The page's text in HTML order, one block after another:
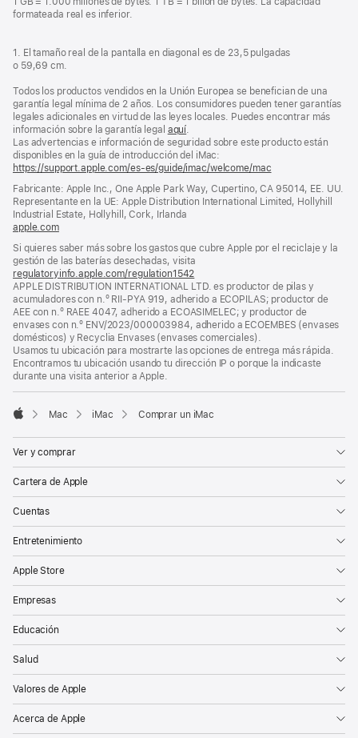
formateada real es inferior.
1. El tamaño real de la pantalla en diagonal es de 23,5 pulgadas
o 59,69 cm.
Todos los productos vendidos en la Unión Europea se benefician de una
garantía legal mínima de 2 años. Los consumidores pueden tener garantías
legales adicionales en virtud de las leyes locales. Puedes encontrar más
información sobre la garantía legal aquí.
Las advertencias e información de seguridad sobre este producto están
disponibles en la guía de introducción del iMac:
https://support.apple.com/es-es/guide/imac/welcome/mac
en
una
Fabricante: Apple Inc., One Apple Park Way, Cupertino, CA 95014, EE. UU.
Representante en la UE: Apple Distribution International Limited, Hollyhill
Industrial Estate, Hollyhill, Cork, Irlanda
apple.com(se
en
una
ventana
nueva)
Si quieres saber más sobre los gastos que cubre Apple por el reciclaje y la
gestión de las baterías desechadas, visita
regulatoryinfo.apple.com/regulation1542
abre
en
una
ventana
nueva)
APPLE DISTRIBUTION INTERNATIONAL LTD. es productor de pilas y
acumuladores con n.º RII-PYA 919, adherido a ECOPILAS; productor de
AEE con n.º RAEE 4047, adherido a ECOASIMELEC; y productor de
envases con n.º ENV/2023/000003984, adherido a ECOEMBES (envases
domésticos) y Recyclia Envases (envases comerciales).
Usamos tu ubicación para mostrarte las opciones de entrega más rápida.
Encontramos tu ubicación usando tu dirección IP o porque la indicaste
durante una visita anterior a Apple.
Mac iMac Comprar un iMac
Ver y comprar
Cartera de Apple
Cuentas
Entretenimiento
Apple Store
Empresas
Educación
Salud
Valores de Apple
Acerca de Apple